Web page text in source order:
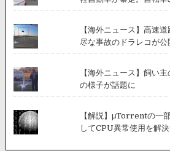
【海外ニュース】高速
尽な事故のドラレコが公
【海外ニュース】飼い
の様子が話題に
【解説】μTorrentの一
してCPU異常使用を解